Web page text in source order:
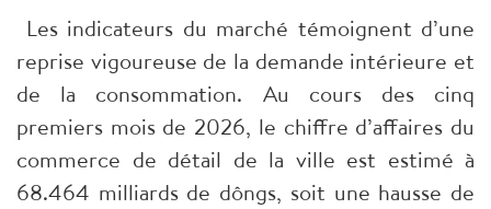
Les indicateurs du marché témoignent d’une
reprise vigoureuse de la demande intérieure et
de la consommation. Au cours des cinq
premiers mois de 2026, le chiffre d’affaires du
commerce de détail de la ville est estimé à
68.464 milliards de dôngs, soit une hausse de